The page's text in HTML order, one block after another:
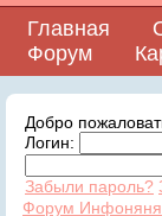
Главная
Форум
Добро
Логин:
Забыли пароль?
Форум Инфоняня